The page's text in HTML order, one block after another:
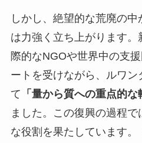
しかし、絶望的な荒廃の
は力強く立ち上がります。
際的なNGOや世界中の支
ートを受けながら、ルワン
て 「量から質への重点的な
ました。この復興の過程で
な役割を果たしています。